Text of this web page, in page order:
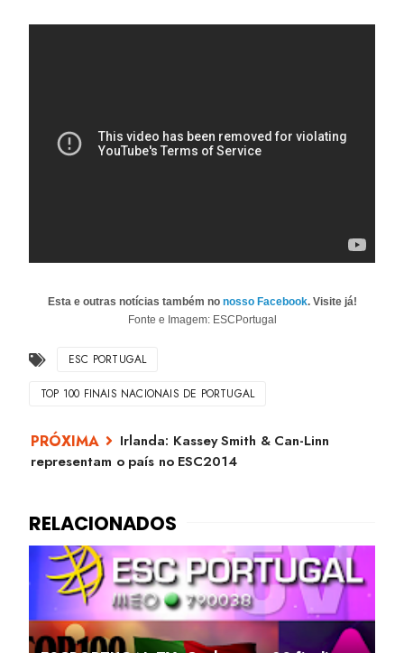
Esta e outras notícias também no nosso Facebook. Visite já!
Fonte e Imagem: ESCPortugal
ESC PORTUGAL
TOP 100 FINAIS NACIONAIS DE PORTUGAL
Irlanda: Kassey Smith & Can-Linn
representam o país no ESC2014